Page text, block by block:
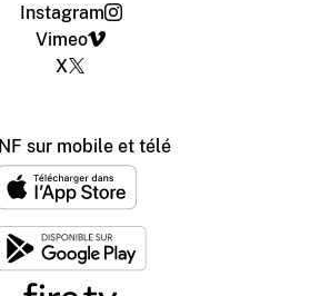
Instagram
Vimeo
X
sur mobile et télé